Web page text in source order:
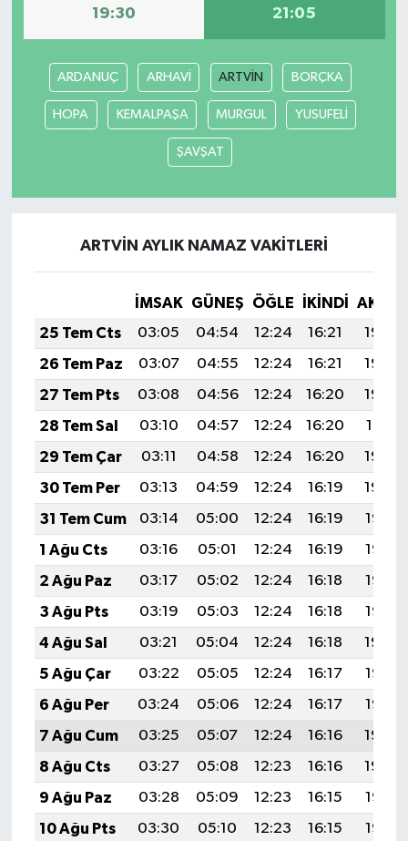
19:30 21:05
ARDANUÇ ARHAVİ ARTVİN BORÇKA
HOPA KEMALPAŞA MURGUL YUSUFELİ
ŞAVŞAT
ARTVİN AYLIK NAMAZ VAKITLERI
İMSAK GÜNEŞ ÖĞLE İKINDI
25 Tem Cts
03:05 04:54 12:24 16:21
19:44
26 Tem Paz
03:07 04:55 12:24 16:21
19:43
27 Tem Pts
03:08 04:56 12:24 16:20
19:42
28 Tem Sal
03:10 04:57 12:24 16:20
19:41
29 Tem Çar
03:11 04:58 12:24 16:20
19:40
30 Tem Per
03:13 04:59 12:24 16:19
19:39
31 Tem Cum
03:14 05:00 12:24 16:19
19:38
1 Ağu Cts
03:16 05:01 12:24 16:19
19:37
2 Ağu Paz
03:17 05:02 12:24 16:18
19:36
3 Ağu Pts
03:19 05:03 12:24 16:18
19:35
4 Ağu Sal
03:21 05:04 12:24 16:18
19:34
5 Ağu Çar
03:22 05:05 12:24 16:17
19:33
6 Ağu Per
03:24 05:06 12:24 16:17
19:32
7 Ağu Cum
03:25 05:07 12:24 16:16
19:30
8 Ağu Cts
03:27 05:08 12:23 16:16
19:29
9 Ağu Paz
03:28 05:09 12:23 16:15
19:28
10 Ağu Pts
03:30 05:10 12:23 16:15
19:27
Hisarcık
Köşe Yazıları
Kütahya
Magazin
Pazarlar
Politika
Resmi İlan
Rüya Tabirleri
Sağlık
Şaphane
Simav
Siyaset
Spor
Teknoloji